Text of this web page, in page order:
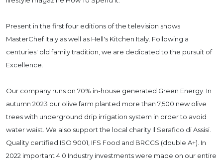
Present in the first four editions of the television shows
MasterChef Italy as well as Hell's Kitchen Italy. Following a
centuries' old family tradition, we are dedicated to the pursuit of
Excellence.
Our company runs on 70% in-house generated Green Energy. In
autumn 2023 our olive farm planted more than 7,500 new olive
trees with underground drip irrigation system in order to avoid
water waist. We also support the local charity Il Serafico di Assisi.
Quality certified ISO 9001, IFS Food and BRCGS (double A+). In
2022 important 4.0 Industry investments were made on our entire